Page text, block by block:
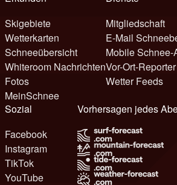
Skigebiete
Wetterkarten
Schneeübersicht
Whiteroom Nachrichten
Fotos
MeinSchnee
Mitgliedschaft
E-Mail
Mobile Schnee-
Vor-Ort-Reporter
Wetter Feeds
Sozial
Facebook
Instagram
TikTok
YouTube
Vorhersagen jedes